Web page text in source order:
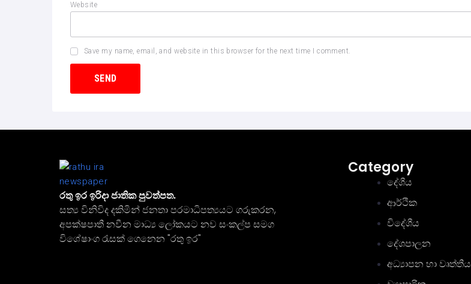
Website
Save my name, email, and website in this browser for the next time I comment.
රතු ඉර ඉරිදා ජාතික පුවත්පත.
සත්‍ය විනිවිද දකිමින් ජනතා පරමාධිපත්‍යයට ගරුකරන,
අපක්ෂපාතී නවීන මාධ්‍ය ලෝකයට නව සංකල්ප සමග
විශේෂාංග රැසක් ගෙනෙන "රතු ඉර"
Category
දේශීය
ආර්ථික
විදේශීය
දේශපාලන
අධ්‍යාපන හා වෘත්තීය